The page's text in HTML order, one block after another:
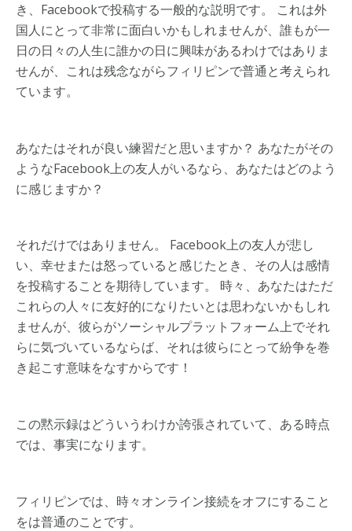
き、Facebookで投稿する一般的な説明です。 これは外
国人にとって非常に面白いかもしれませんが、誰もが一
日の日々の人生に誰かの日に興味があるわけではありま
せんが、これは残念ながらフィリピンで普通と考えられ
ています。
あなたはそれが良い練習だと思いますか？ あなたがその
ようなFacebook上の友人がいるなら、あなたはどのよう
に感じますか？
それだけではありません。 Facebook上の友人が悲し
い、幸せまたは怒っていると感じたとき、その人は感情
を投稿することを期待しています。 時々、あなたはただ
これらの人々に友好的になりたいとは思わないかもしれ
ませんが、彼らがソーシャルプラットフォーム上でそれ
らに気づいているならば、それは彼らにとって紛争を巻
き起こす意味をなすからです！
この黙示録はどういうわけか誇張されていて、ある時点
では、事実になります。
フィリピンでは、時々オンライン接続をオフにすること
をは普通のことです。